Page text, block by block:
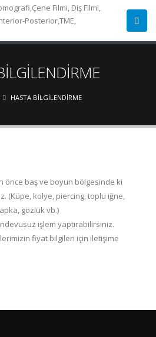
HASTA BİLGİLENDİRME
önce baş ve boyun bölgesinde ki
(Küpe, kolye, piercing, toplu iğne,
gözlük vb.)
işlem yaptırabilirsiniz.
fiyat bilgileri için iletişime